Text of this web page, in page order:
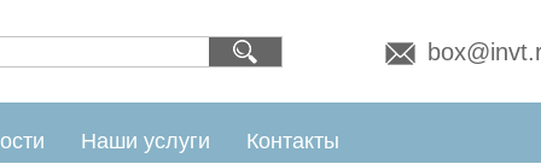
Наши услуги Контакты